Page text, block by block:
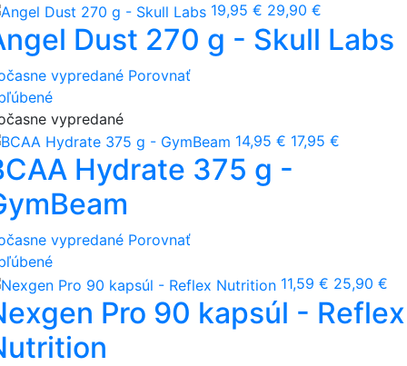
19,95 € 29,90 €
Dust 270 g - Skull Labs
vypredané Porovnať
vypredané
14,95 € 17,95 €
Hydrate 375 g -
vypredané Porovnať
11,59 € 25,90 €
Pro 90 kapsúl - Reflex